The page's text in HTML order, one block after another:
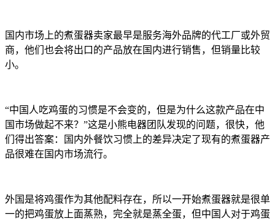
国内市场上的煮蛋器卖家最早是服务海外品牌的代工厂或外贸
商，他们也会将出口的产品放在国内进行销售，但销量比较
小。
“中国人吃鸡蛋的习惯是不会变的，但是为什么这款产品在中
国市场做起不来？”这是小熊电器团队发现的问题，很快，他
们得出答案：国内外餐饮习惯上的差异决定了现有的煮蛋器产
品很难在国内市场流行。
外国是将鸡蛋作为其他配料存在，所以一开始煮蛋器就是很单
一的把鸡蛋放上面蒸熟，完全就是蒸全蛋，但中国人对于鸡蛋